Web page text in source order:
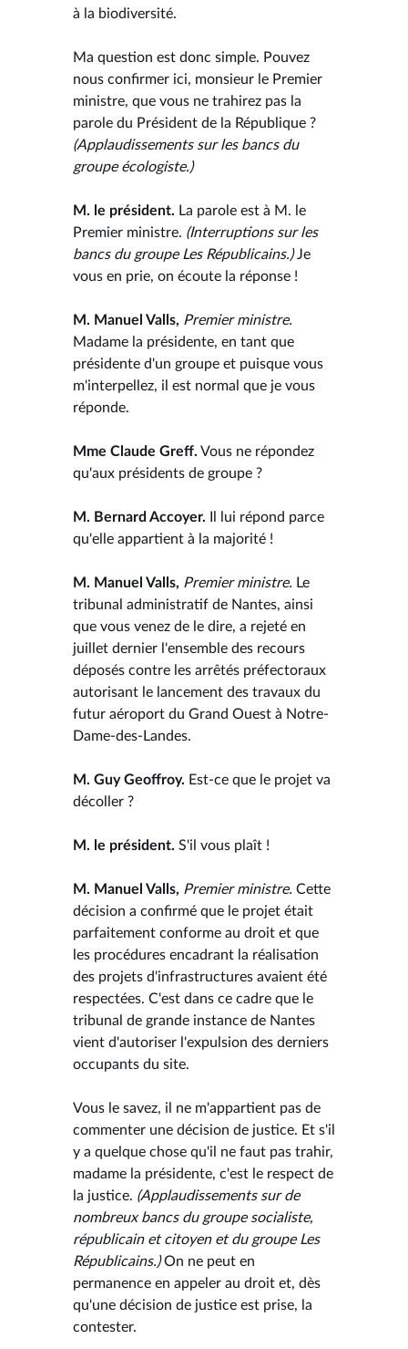
à la biodiversité.
Ma question est donc simple. Pouvez
nous confirmer ici, monsieur le Premier
ministre, que vous ne trahirez pas la
parole du Président de la République ?
(Applaudissements sur les bancs du
groupe écologiste.)
M. le président. La parole est à M. le
Premier ministre. (Interruptions sur les
bancs du groupe Les Républicains.)Je
vous en prie, on écoute la réponse !
M. Manuel Valls, Premier ministre.
Madame la présidente, en tant que
présidente d'un groupe et puisque vous
m'interpellez, il est normal que je vous
réponde.
Mme Claude Greff. Vous ne répondez
qu'aux présidents de groupe ?
M. Bernard Accoyer. Il lui répond parce
qu'elle appartient à la majorité !
M. Manuel Valls, Premier ministre. Le
tribunal administratif de Nantes, ainsi
que vous venez de le dire, a rejeté en
juillet dernier l'ensemble des recours
déposés contre les arrêtés préfectoraux
autorisant le lancement des travaux du
futur aéroport du Grand Ouest à Notre-
Dame-des-Landes.
M. Guy Geoffroy. Est-ce que le projet va
décoller ?
M. le président. S'il vous plaît !
M. Manuel Valls, Premier ministre. Cette
décision a confirmé que le projet était
parfaitement conforme au droit et que
les procédures encadrant la réalisation
des projets d'infrastructures avaient été
respectées. C'est dans ce cadre que le
tribunal de grande instance de Nantes
vient d'autoriser l'expulsion des derniers
occupants du site.
Vous le savez, il ne m'appartient pas de
commenter une décision de justice. Et s'il
y a quelque chose qu'il ne faut pas trahir,
madame la présidente, c'est le respect de
la justice. (Applaudissements sur de
nombreux bancs du groupe socialiste,
républicain et citoyen et du groupe Les
Républicains.)On ne peut en
permanence en appeler au droit et, dès
qu'une décision de justice est prise, la
contester.